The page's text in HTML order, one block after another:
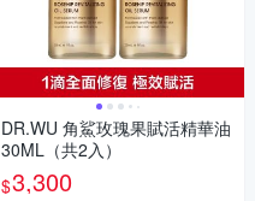
DR.WU 角鯊玫瑰果賦活精華油
30ML（共2入）
$3,300